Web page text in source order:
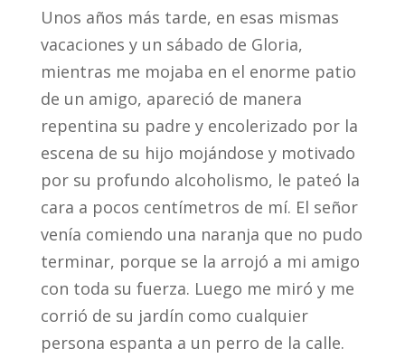
Unos años más tarde, en esas mismas
vacaciones y un sábado de Gloria,
mientras me mojaba en el enorme patio
de un amigo, apareció de manera
repentina su padre y encolerizado por la
escena de su hijo mojándose y motivado
por su profundo alcoholismo, le pateó la
cara a pocos centímetros de mí. El señor
venía comiendo una naranja que no pudo
terminar, porque se la arrojó a mi amigo
con toda su fuerza. Luego me miró y me
corrió de su jardín como cualquier
persona espanta a un perro de la calle.